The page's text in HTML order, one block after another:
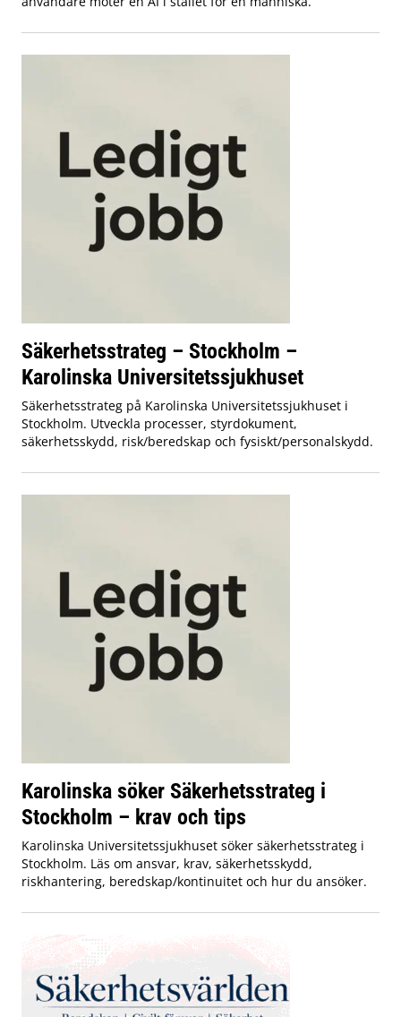
Säkerhetsstrateg – Stockholm –
Karolinska Universitetssjukhuset
Säkerhetsstrateg på Karolinska Universitetssjukhuset i
Stockholm. Utveckla processer, styrdokument,
säkerhetsskydd, risk/beredskap och fysiskt/personalskydd.
Karolinska söker Säkerhetsstrateg i
Stockholm – krav och tips
Karolinska Universitetssjukhuset söker säkerhetsstrateg i
Stockholm. Läs om ansvar, krav, säkerhetsskydd,
riskhantering, beredskap/kontinuitet och hur du ansöker.